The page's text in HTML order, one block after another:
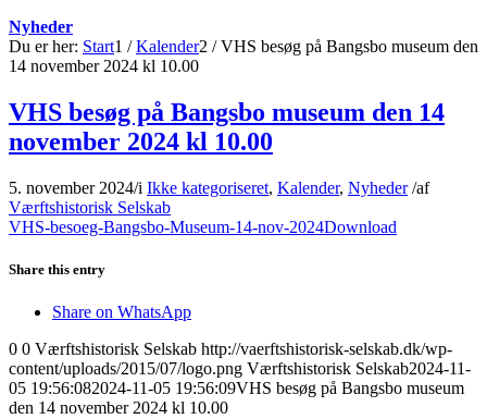
Nyheder
Du er her: Start1 / Kalender2 / VHS besøg på Bangsbo museum den
14 november 2024 kl 10.00
VHS besøg på Bangsbo museum den 14
november 2024 kl 10.00
5. november 2024/i Ikke kategoriseret, Kalender, Nyheder /af
Værftshistorisk Selskab
VHS-besoeg-Bangsbo-Museum-14-nov-2024Download
Share this entry
Share on WhatsApp
0 0 Værftshistorisk Selskab http://vaerftshistorisk-selskab.dk/wp-
content/uploads/2015/07/logo.png Værftshistorisk Selskab2024-11-
05 19:56:082024-11-05 19:56:09VHS besøg på Bangsbo museum
den 14 november 2024 kl 10.00